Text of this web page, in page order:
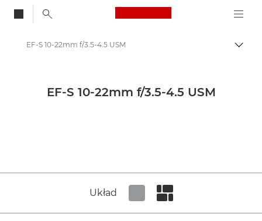
Canon Logo, back
Obiektywy do aparatów Canon
EF-S 10-22mm f/3.5-4.5 USM
EF-S 10-22mm f/3.5-4.5 USM
Układ